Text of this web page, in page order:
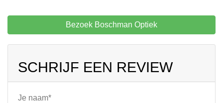
Bezoek Boschman Optiek
SCHRIJF EEN REVIEW
Je naam*